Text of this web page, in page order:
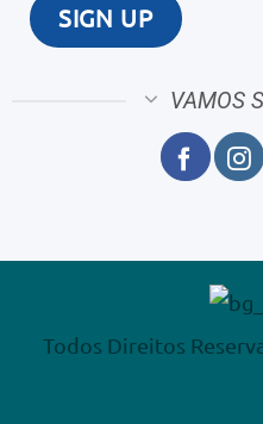
VAMOS
Todos Direitos